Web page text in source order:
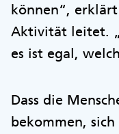
können“,
Aktivität leitet.
es ist egal,
Dass die
bekommen,